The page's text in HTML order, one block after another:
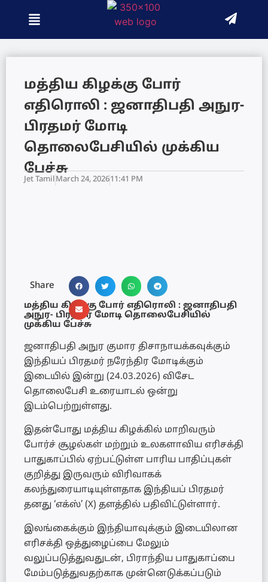
மத்திய கிழக்கு போர்
எதிரொலி : ஜனாதிபதி அநுர-
பிரதமர் மோடி
தொலைபேசியில் முக்கிய
பேச்சு
Jet TamilMarch 24, 202611:41 PM
Share
மத்திய கிழக்கு போர் எதிரொலி : ஜனாதிபதி
அநுர- பிரதமர் மோடி தொலைபேசியில்
முக்கிய பேச்சு
ஜனாதிபதி அநுர குமார திசாநாயக்கவுக்கும்
இந்தியப் பிரதமர் நரேந்திர மோடிக்கும்
இடையில் இன்று (24.03.2026) விசேட
தொலைபேசி உரையாடல் ஒன்று
இடம்பெற்றுள்ளது.
இதன்போது மத்திய கிழக்கில் மாறிவரும்
போர்ச் சூழல்கள் மற்றும் உலகளாவிய எரிசக்தி
பாதுகாப்பில் ஏற்பட்டுள்ள பாரிய பாதிப்புகள்
குறித்து இருவரும் விரிவாகக்
கலந்துரையாடியுள்ளதாக இந்தியப் பிரதமர்
தனது ‘எக்ஸ்’ (X) தளத்தில் பதிவிட்டுள்ளார்.
இலங்கைக்கும் இந்தியாவுக்கும் இடையிலான
எரிசக்தி ஒத்துழைப்பை மேலும்
வலுப்படுத்துவதுடன், பிராந்திய பாதுகாப்பை
மேம்படுத்துவதற்காக முன்னெடுக்கப்படும்